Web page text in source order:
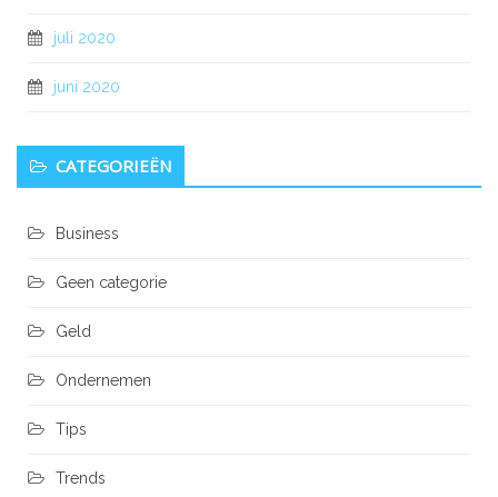
juli 2020
juni 2020
CATEGORIEËN
Business
Geen categorie
Geld
Ondernemen
Tips
Trends